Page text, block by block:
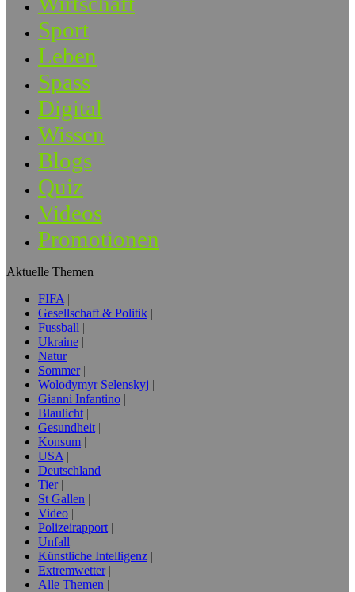
Sport
Leben
Spass
Digital
Wissen
Blogs
Quiz
Videos
Promotionen
Aktuelle Themen
FIFA
Gesellschaft & Politik
Fussball
Ukraine
Natur
Sommer
Wolodymyr Selenskyj
Gianni Infantino
Blaulicht
Gesundheit
Konsum
USA
Deutschland
Tier
St Gallen
Video
Polizeirapport
Unfall
Künstliche Intelligenz
Extremwetter
Alle Themen